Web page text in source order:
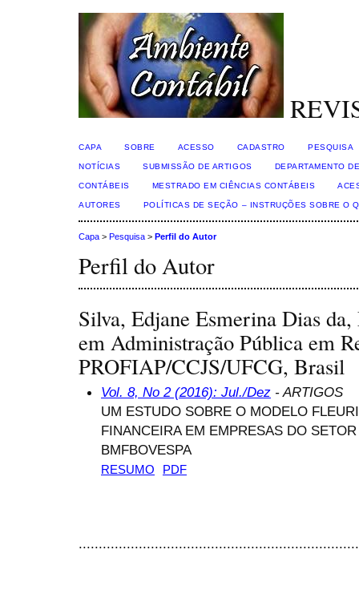
CAPA SOBRE ACESSO CADASTRO PESQUISA
NOTÍCIAS SUBMISSÃO DE ARTIGOS DEPARTAMENTO
CONTÁBEIS MESTRADO EM CIÊNCIAS CONTÁBEIS
AUTORES POLÍTICAS DE SEÇÃO – INSTRUÇÕES SOBRE O
Capa > Pesquisa > Perfil do Autor
Perfil do Autor
Silva, Edjane Esmerina Dias
em Administração Pública em
PROFIAP/CCJS/UFCG, Brasil
Vol. 8, No 2 (2016): Jul./Dez - ARTIGOS
UM ESTUDO SOBRE O MODELO
FINANCEIRA EM EMPRESAS DO
BMFBOVESPA
RESUMO PDF